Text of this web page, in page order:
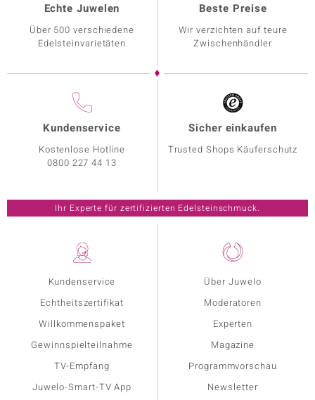
Kundenservice
Echtheitszertifikat
Willkommenspaket
Gewinnspielteilnahme
TV-Empfang
Juwelo-Smart-TV App
Über Juwelo
Moderatoren
Experten
Magazine
Programmvorschau
Newsletter
Echte Juwelen
Über 500 verschiedene
Edelsteinvarietäten
Beste Preise
Wir verzichten auf teure
Zwischenhändler
Kundenservice
Kostenlose Hotline
0800 227 44 13
Sicher einkaufen
Trusted Shops Käuferschutz
Ihr Experte für zertifizierten Edelsteinschmuck.